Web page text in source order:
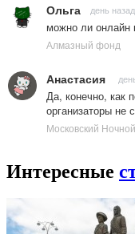
Ольга день
можно ли онлайн
Алмазный фонд
Анастасия
Да, конечно, как
организаторы не
Московский
Интересные